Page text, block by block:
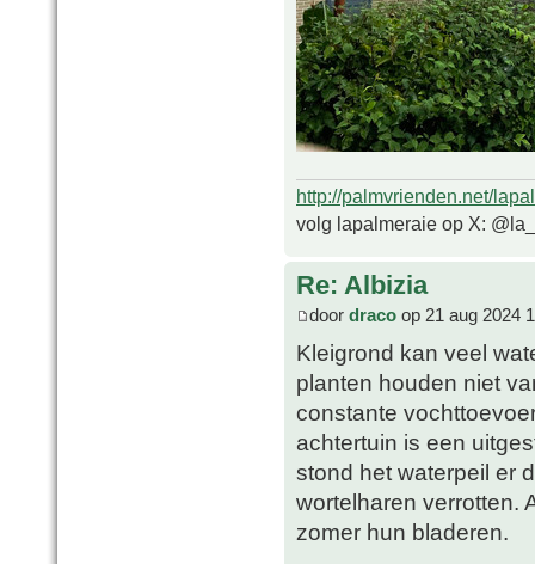
http://palmvrienden.net/
volg lapalmeraie op X:
Re: Albizia
door draco op 21 aug 2024
Kleigrond kan veel
planten houden niet
constante
achtertuin is een
stond het waterpeil er
wortelharen verrotten.
zomer hun bladeren.